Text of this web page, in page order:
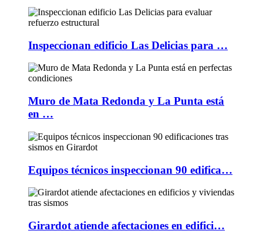
Inspeccionan edificio Las Delicias para …
Muro de Mata Redonda y La Punta está
en …
Equipos técnicos inspeccionan 90 edifica…
Girardot atiende afectaciones en edifici…